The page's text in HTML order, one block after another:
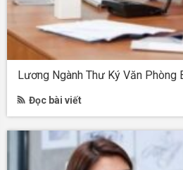
Lương Ngành Thư Ký Văn Phòng
Đọc bài viết